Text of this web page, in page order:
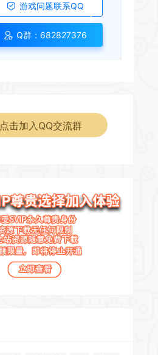
游戏问题联系QQ
Q群：682827376
点击加入QQ交流群